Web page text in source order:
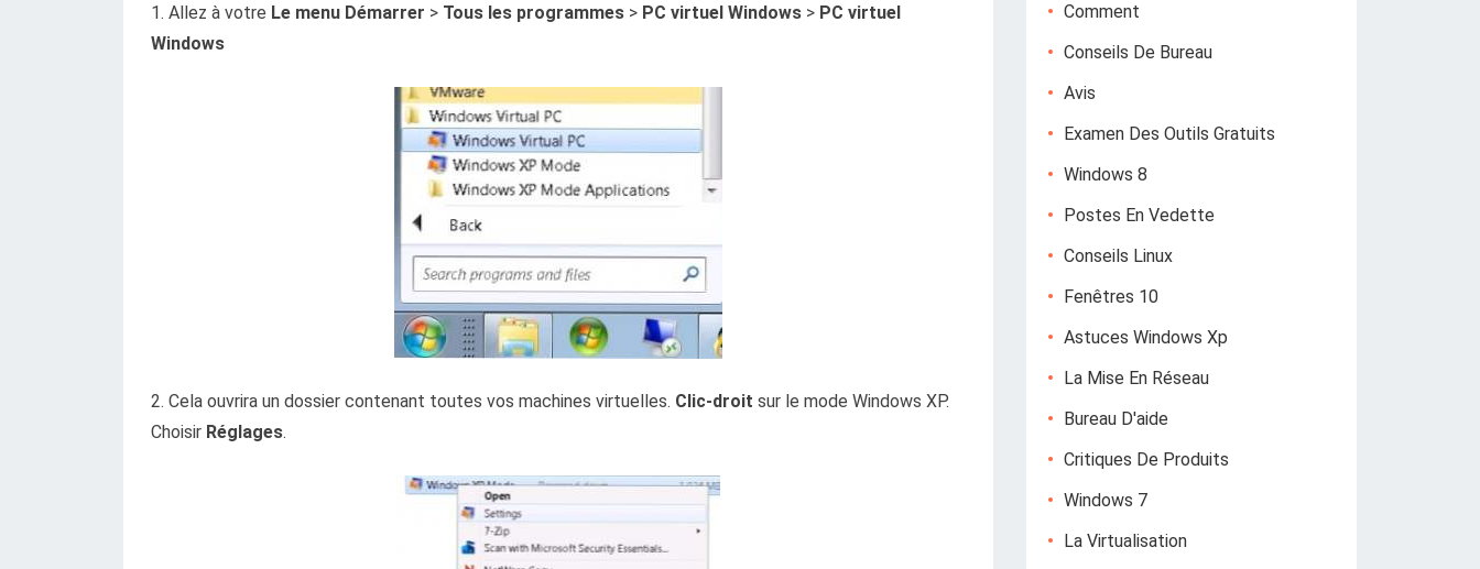
1. Allez à votre Le menu Démarrer > Tous les programmes > PC virtuel Windows > PC virtuel
Windows
2. Cela ouvrira un dossier contenant toutes vos machines virtuelles. Clic-droit sur le mode Windows XP.
Choisir Réglages.
Comment
Conseils De Bureau
Avis
Examen Des Outils Gratuits
Windows 8
Postes En Vedette
Conseils Linux
Fenêtres 10
Astuces Windows Xp
La Mise En Réseau
Bureau D'aide
Critiques De Produits
Windows 7
La Virtualisation